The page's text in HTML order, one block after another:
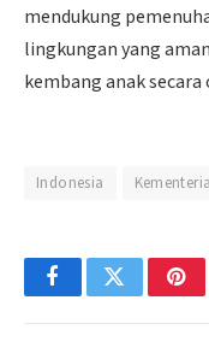
mendukung
lingkungan yang
kembang anak
Indonesia
FacebookTwitter